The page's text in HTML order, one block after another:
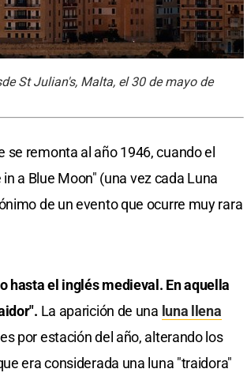
St Julian's, Malta, el 30 de mayo de
remonta al año 1946, cuando el
a Blue Moon" (una vez cada Luna
de un evento que ocurre muy rara
hasta el inglés medieval. En aquella
La aparición de una luna llena
por estación del año, alterando los
era considerada una luna "traidora"